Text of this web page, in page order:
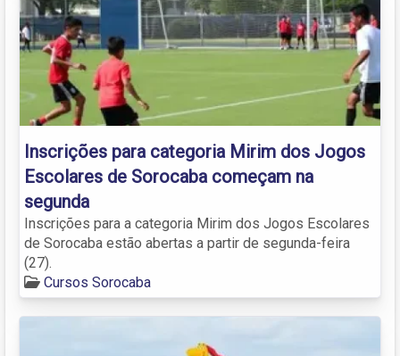
Inscrições para categoria Mirim dos Jogos
Escolares de Sorocaba começam na
segunda
Inscrições para a categoria Mirim dos Jogos Escolares
de Sorocaba estão abertas a partir de segunda-feira
(27).
Cursos Sorocaba